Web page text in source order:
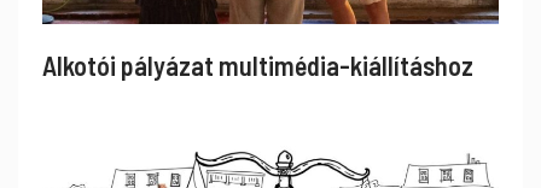
Alkotói pályázat multimédia-kiállításhoz